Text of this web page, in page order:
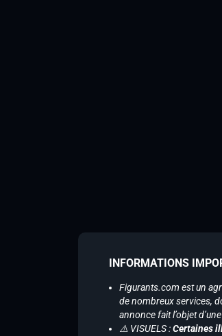
INFORMATIONS
Figurants.com est un
de nombreux services,
annonce fait l’objet
⚠️ VISUELS :Certaines